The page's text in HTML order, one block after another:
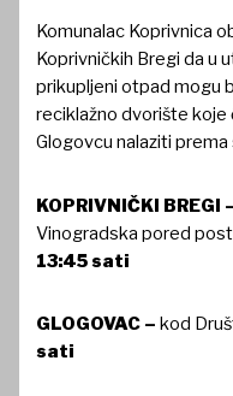
Komunalac Koprivnica
Koprivničkih Bregi da u
prikupljeni otpad mogu
reciklažno dvorište koje
Glogovcu nalaziti
KOPRIVNIČKI BREGI
Vinogradska pored
13:45 sati
GLOGOVAC – kod
sati